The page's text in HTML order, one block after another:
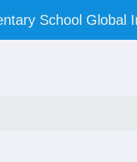
School Global